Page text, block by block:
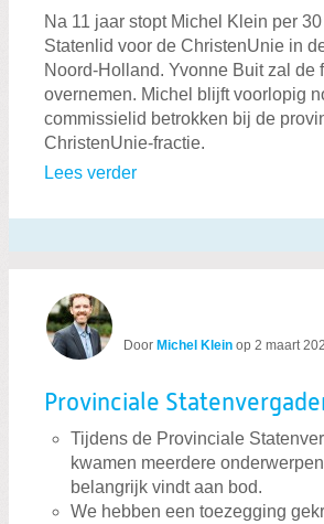
Na 11 jaar stopt Michel Klein per
Statenlid voor de ChristenUnie in
Noord-Holland. Yvonne Buit zal de
overnemen. Michel blijft voorlopig
commissielid betrokken bij de
ChristenUnie-fractie.
Lees verder
Door Michel Klein op 2 maart
Provinciale
Tijdens de Provinciale
kwamen meerdere
belangrijk vindt aan bod.
We hebben een toezegging